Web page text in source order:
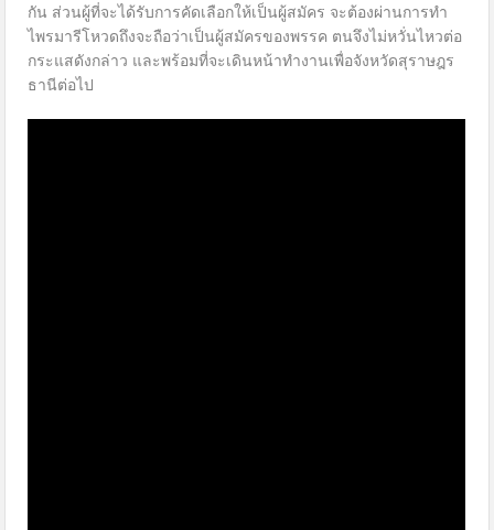
กัน ส่วนผู้ที่จะได้รับการคัดเลือกให้เป็นผู้สมัคร จะต้องผ่านการทำ
ไพรมารีโหวดถึงจะถือว่าเป็นผู้สมัครของพรรค ตนจึงไม่หวั่นไหวต่อ
กระแสดังกล่าว และพร้อมที่จะเดินหน้าทำงานเพื่อจังหวัดสุราษฎร
ธานีต่อไป